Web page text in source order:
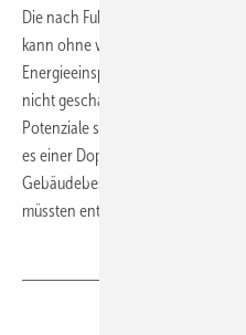
Die nach Fukushima von der
kann ohne vollumfängliche
Energieeinspar- und CO
nicht geschafft werden, so die
Potenziale schnell und nachhaltig
es einer Doppelstrategie aus
Gebäudebestand. Die
müssten entsprechend optimiert